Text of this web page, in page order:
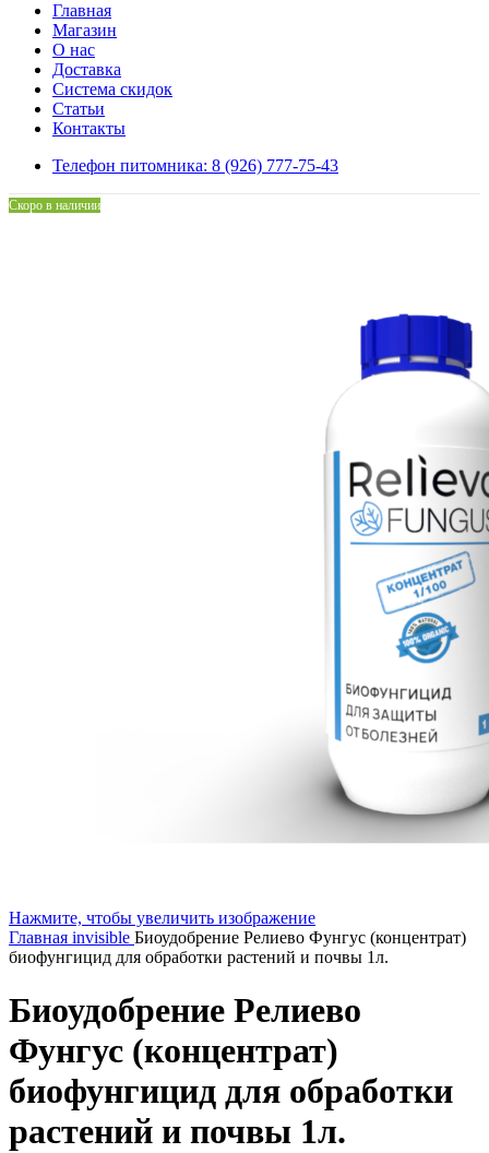
Главная
Магазин
О нас
Доставка
Система скидок
Статьи
Контакты
Телефон питомника: 8 (926) 777-75-43
Скоро в наличии
Нажмите, чтобы увеличить изображение
Главная invisible Биоудобрение Релиево Фунгус (концентрат)
биофунгицид для обработки растений и почвы 1л.
Биоудобрение Релиево
Фунгус (концентрат)
биофунгицид для обработки
растений и почвы 1л.